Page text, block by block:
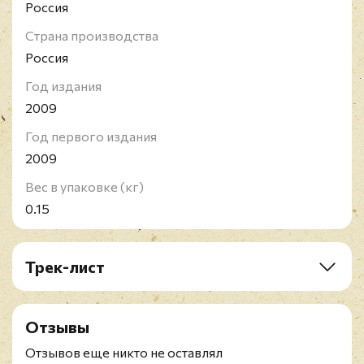
Россия
Страна производства
Россия
Год издания
2009
Год первого издания
2009
Вес в упаковке (кг)
0.15
Трек-лист
1. We Are Golden
2. Blame It On The Girls
3. Rain
4. Dr. John
Отзывы
Отзывов еще никто не оставлял